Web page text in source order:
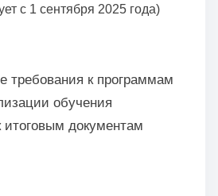
с 1 сентября 2025 года)
требования к программам
обучения
итоговым документам